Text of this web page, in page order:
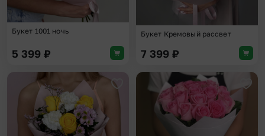
Букет 1001 ночь
5 399 ₽
Букет Кремовый рассвет
7 399 ₽
Добавить в избранное